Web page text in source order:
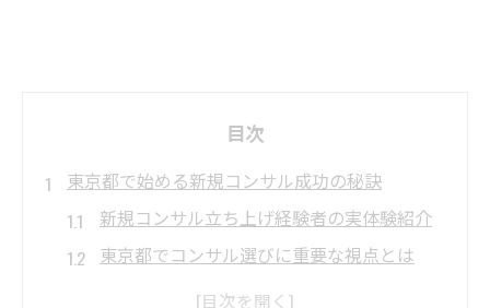
目次
東京都で始める新規コンサル成功の秘訣
新規コンサル立ち上げ経験者の実体験紹介
東京都でコンサル選びに重要な視点とは
コンサル活用で事業推進を加速させる方法